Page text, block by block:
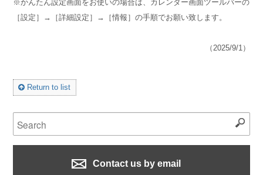
※かんたん設定画面をお使いの場合は、カレンダー画面ツールバーの
［設定］→［詳細設定］→［情報］の手順でお願い致します。
（2025/9/1）
Return to list
Contact us by email